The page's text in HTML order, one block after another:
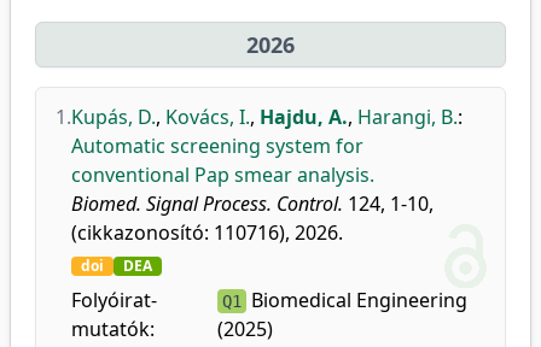
2026
1.Kupás, D., Kovács, I., Hajdu, A., Harangi, B.:
Automatic screening system for
conventional Pap smear analysis.
Biomed. Signal Process. Control. 124, 1-10,
(cikkazonosító: 110716), 2026.
doi DEA
Folyóirat-
mutatók:
Q1 Biomedical Engineering
(2025)